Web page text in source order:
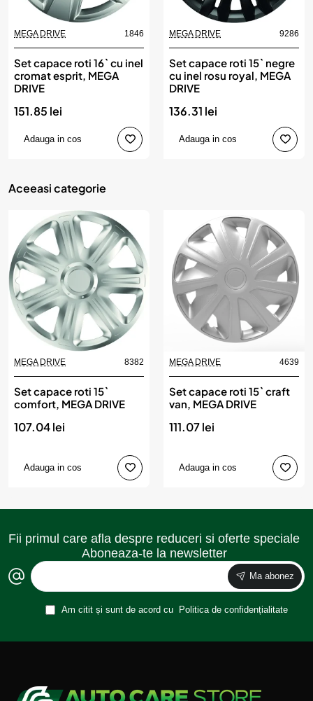
MEGA DRIVE 1846
Set capace roti 16` cu inel
cromat esprit, MEGA
DRIVE
151.85 lei
Adauga in cos
MEGA DRIVE 9286
Set capace roti 15` negre
cu inel rosu royal, MEGA
DRIVE
136.31 lei
Adauga in cos
Aceeasi categorie
MEGA DRIVE 8382
Set capace roti 15`
comfort, MEGA DRIVE
107.04 lei
Adauga in cos
MEGA DRIVE 4639
Set capace roti 15` craft
van, MEGA DRIVE
111.07 lei
Adauga in cos
Fii primul care afla despre reduceri si oferte speciale
Aboneaza-te la newsletter
Ma abonez
Am citit și sunt de acord cu Politica de confidențialitate